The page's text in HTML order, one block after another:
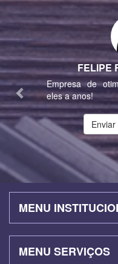
FELIPE
Empresa de
eles a anos!
Previous
MENU
MENU SERVIÇOS